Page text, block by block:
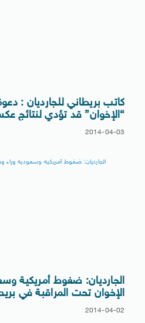
كاتب بريطاني للجارديان :
“الإخوان” قد تؤدي لنتائج
2014-04-03
الجارديان: ضغوط أمريكية
الإخوان تحت المراقبة في
2014-04-02